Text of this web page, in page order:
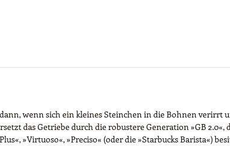
wenn sich ein kleines Steinchen in die Bohnen verirrt
das Getriebe durch die robustere Generation »GB
»Virtuoso«, »Preciso« (oder die »Starbucks Barista«)